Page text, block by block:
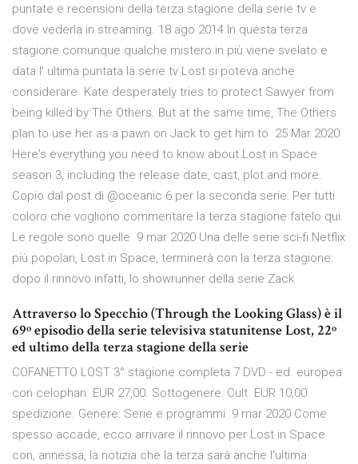
puntate e recensioni della terza stagione della serie tv e
dove vederla in streaming. 18 ago 2014 In questa terza
stagione comunque qualche mistero in più viene svelato e
data l' ultima puntata la serie tv Lost si poteva anche
considerare Kate desperately tries to protect Sawyer from
being killed by The Others. But at the same time, The Others
plan to use her as a pawn on Jack to get him to 25 Mar 2020
Here's everything you need to know about Lost in Space
season 3, including the release date, cast, plot and more.
Copio dal post di @oceanic 6 per la seconda serie: Per tutti
coloro che vogliono commentare la terza stagione fatelo qui.
Le regole sono quelle 9 mar 2020 Una delle serie sci-fi Netflix
più popolari, Lost in Space, terminerà con la terza stagione:
dopo il rinnovo infatti, lo showrunner della serie Zack
Attraverso lo Specchio (Through the Looking Glass) è il
69º episodio della serie televisiva statunitense Lost, 22º
ed ultimo della terza stagione della serie
COFANETTO LOST 3° stagione completa 7 DVD - ed. europea
con celophan. EUR 27,00. Sottogenere: Cult. EUR 10,00
spedizione. Genere: Serie e programmi 9 mar 2020 Come
spesso accade, ecco arrivare il rinnovo per Lost in Space
con, annessa, la notizia che la terza sarà anche l'ultima